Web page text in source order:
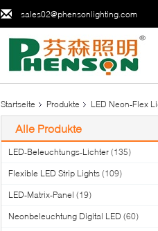
sales02@phensonlighting.com
Startseite Produkte LED Neon-Flex
Alle Produkte
LED-Beleuchtungs-Lichter (135)
Flexible LED Strip Lights (109)
LED-Matrix-Panel (19)
Neonbeleuchtung Digital LED (60)